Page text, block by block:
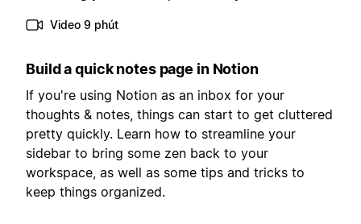
Video 9 phút
Build a quick notes page in Notion
If you're using Notion as an inbox for your
thoughts & notes, things can start to get cluttered
pretty quickly. Learn how to streamline your
sidebar to bring some zen back to your
workspace, as well as some tips and tricks to
keep things organized.